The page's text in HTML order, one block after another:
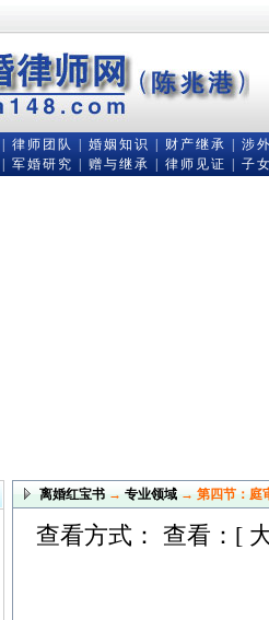
律师团队 婚姻知识 财产继承
涉
军婚研究 赠与继承 律师见证 子
离婚红宝书→ 专业领域→ 第四节：庭
查看方式： 查看：[